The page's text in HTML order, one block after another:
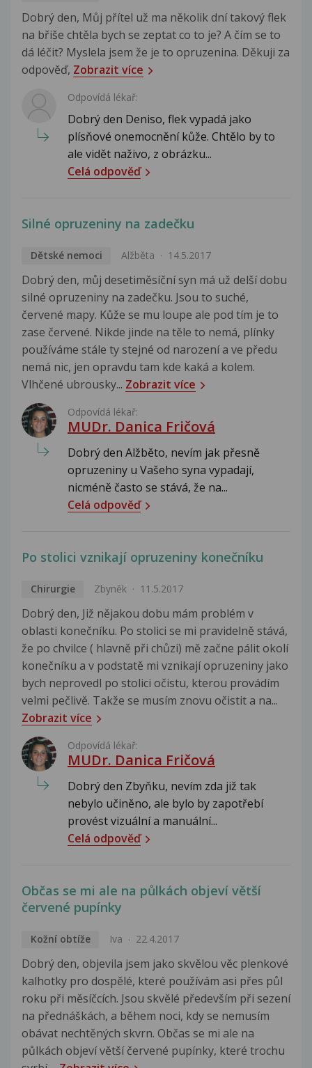
Dobrý den, Můj přítel už ma několik dní takový flek
na břiše chtěla bych se zeptat co to je? A čím se to
dá léčit? Myslela jsem že je to opruzenina. Děkuji za
odpověď, Zobrazit více
Odpovídá lékař:
Dobrý den Deniso, flek vypadá jako
plísňové onemocnění kůže. Chtělo by to
ale vidět naživo, z obrázku...
Celá odpověď
Silné opruzeniny na zadečku
Dětské nemoci Alžběta 14.5.2017
Dobrý den, můj desetiměsíční syn má už delší dobu
silné opruzeniny na zadečku. Jsou to suché,
červené mapy. Kůže se mu loupe ale pod tím je to
zase červené. Nikde jinde na těle to nemá, plínky
používáme stále ty stejné od narození a ve předu
nemá nic, jen opravdu tam kde kaká a kolem.
Vlhčené ubrousky... Zobrazit více
Odpovídá lékař:
MUDr. Danica Fričová
Dobrý den Alžběto, nevím jak přesně
opruzeniny u Vašeho syna vypadají,
nicméně často se stává, že na...
Celá odpověď
Po stolici vznikají opruzeniny konečníku
Chirurgie Zbyněk 11.5.2017
Dobrý den, Již nějakou dobu mám problém v
oblasti konečníku. Po stolici se mi pravidelně stává,
že po chvilce ( hlavně při chůzi) mě začne pálit okolí
konečníku a v podstatě mi vznikají opruzeniny jako
bych neprovedl po stolici očistu, kterou provádím
velmi pečlivě. Takže se musím znovu očistit a na...
Zobrazit více
Odpovídá lékař:
MUDr. Danica Fričová
Dobrý den Zbyňku, nevím zda již tak
nebylo učiněno, ale bylo by zapotřebí
provést vizuální a manuální...
Celá odpověď
Občas se mi ale na půlkách objeví větší
červené pupínky
Kožní obtíže Iva 22.4.2017
Dobrý den, objevila jsem jako skvělou věc plenkové
kalhotky pro dospělé, které používám asi přes půl
roku při měsíčcích. Jsou skvělé především při sezení
na přednáškách, a během noci, kdy se nemusím
obávat nechtěných skvrn. Občas se mi ale na
půlkách objeví větší červené pupínky, které trochu